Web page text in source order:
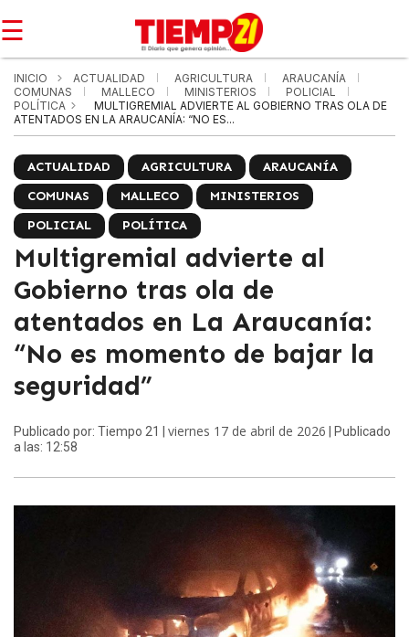
☰
INICIO ACTUALIDAD AGRICULTURA
ARAUCANÍA
COMUNAS
MALLECO MINISTERIOS
POLICIAL
POLÍTICA
MULTIGREMIAL ADVIERTE AL GOBIERNO TRAS OLA DE
ATENTADOS EN LA ARAUCANÍA: “NO ES...
ACTUALIDAD AGRICULTURA
ARAUCANÍA
COMUNAS
MALLECO
MINISTERIOS
POLICIAL
POLÍTICA
Multigremial advierte al
Gobierno tras ola de
atentados en La Araucanía:
“No es momento de bajar la
seguridad”
Publicado por: Tiempo 21 | viernes 17 de abril de 2026 | Publicado
a las: 12:58